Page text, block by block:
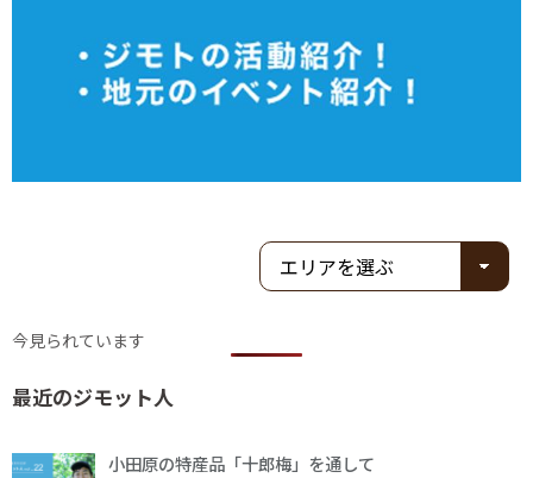
今見られています
最近のジモット人
小田原の特産品「十郎梅」を通して